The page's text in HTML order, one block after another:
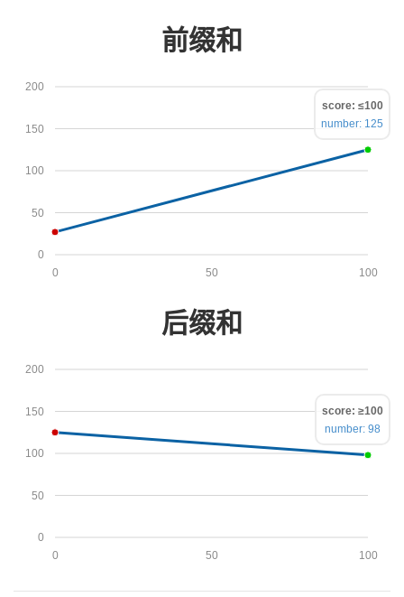
前缀和
0
50
100
150
200
100
50
0
score: ≤100
number: 125
后缀和
0
50
100
150
200
100
50
0
score: ≥100
number: 98